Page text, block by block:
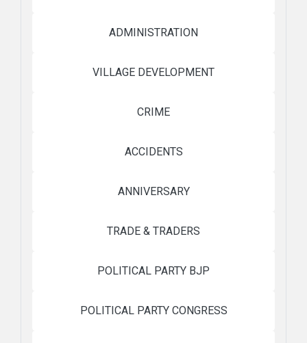
ADMINISTRATION
VILLAGE DEVELOPMENT
CRIME
ACCIDENTS
ANNIVERSARY
TRADE & TRADERS
POLITICAL PARTY BJP
POLITICAL PARTY CONGRESS